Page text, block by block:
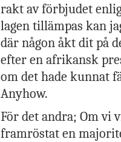
rakt av förbjudet
lagen tillämpas kan
där någon åkt dit på
efter en afrikansk
om det hade kunnat
Anyhow.
För det andra; Om vi
framröstat en